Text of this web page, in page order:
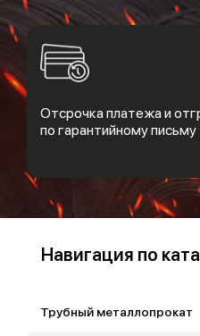
Отсрочка платежа и
по гарантийному письму
Навигация по
Трубный металлопрокат